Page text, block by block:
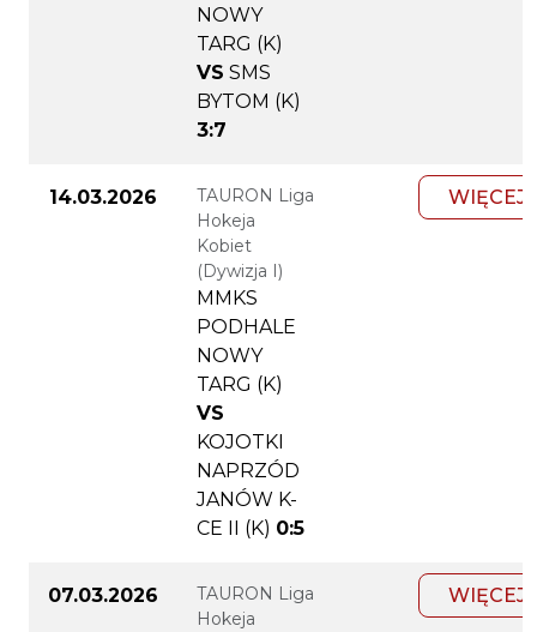
NOWY
TARG (K)
VS SMS
BYTOM (K)
3:7
14.03.2026
TAURON Liga
Hokeja
Kobiet
(Dywizja I)
MMKS
PODHALE
NOWY
TARG (K)
VS
KOJOTKI
NAPRZÓD
JANÓW K-
CE II (K) 0:5
WIĘCEJ
07.03.2026
TAURON Liga
Hokeja
WIĘCEJ